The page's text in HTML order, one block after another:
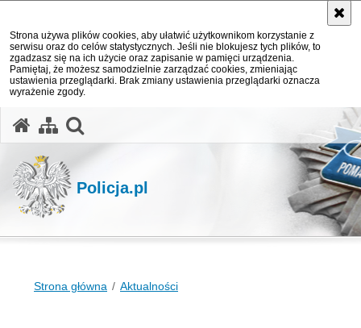
Strona używa plików cookies, aby ułatwić użytkownikom korzystanie z
serwisu oraz do celów statystycznych. Jeśli nie blokujesz tych plików, to
zgadzasz się na ich użycie oraz zapisanie w pamięci urządzenia.
Pamiętaj, że możesz samodzielnie zarządzać cookies, zmieniając
ustawienia przeglądarki. Brak zmiany ustawienia przeglądarki oznacza
wyrażenie zgody.
Policja.pl
Strona główna Aktualności